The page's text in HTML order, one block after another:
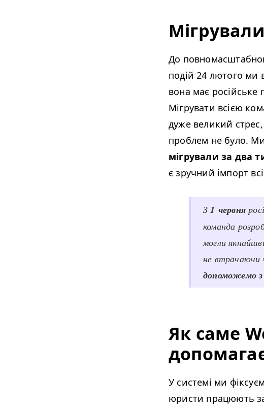
До
подій 24 лютого ми
вона має
Мігрувати всією
дуже великий
проблем не було.
мігрували за два
є зручний імпорт
З1 червня
команда
могли
не втрачаючи
допоможемо з
Як саме
У системі ми
юристи працюють